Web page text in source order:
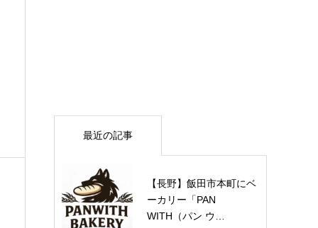
最近の記事
【長野】飯田市本町にベ
ーカリー「PAN
WITH（パン ウ…